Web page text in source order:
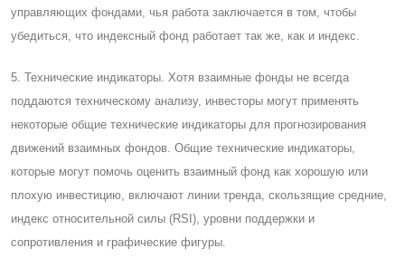
управляющих фондами, чья работа заключается в том, чтобы
убедиться, что индексный фонд работает так же, как и индекс.
5. Технические индикаторы. Хотя взаимные фонды не всегда
поддаются техническому анализу, инвесторы могут применять
некоторые общие технические индикаторы для прогнозирования
движений взаимных фондов. Общие технические индикаторы,
которые могут помочь оценить взаимный фонд как хорошую или
плохую инвестицию, включают линии тренда, скользящие средние,
индекс относительной силы (RSI), уровни поддержки и
сопротивления и графические фигуры.